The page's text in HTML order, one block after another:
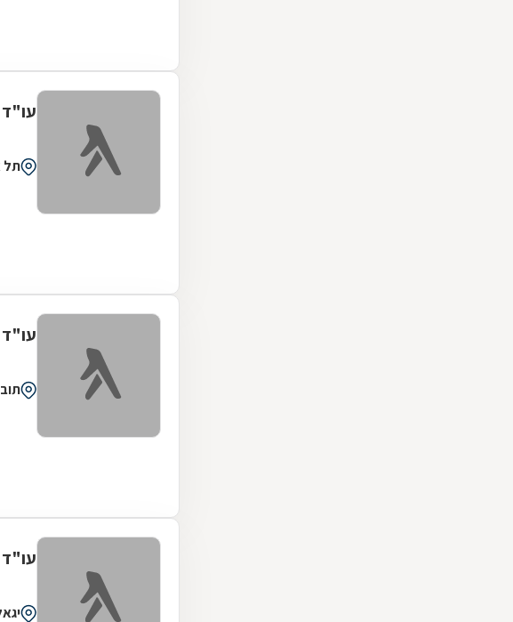
תל
עו"ד
תובל 3,
עו"ד
יגאל אלון